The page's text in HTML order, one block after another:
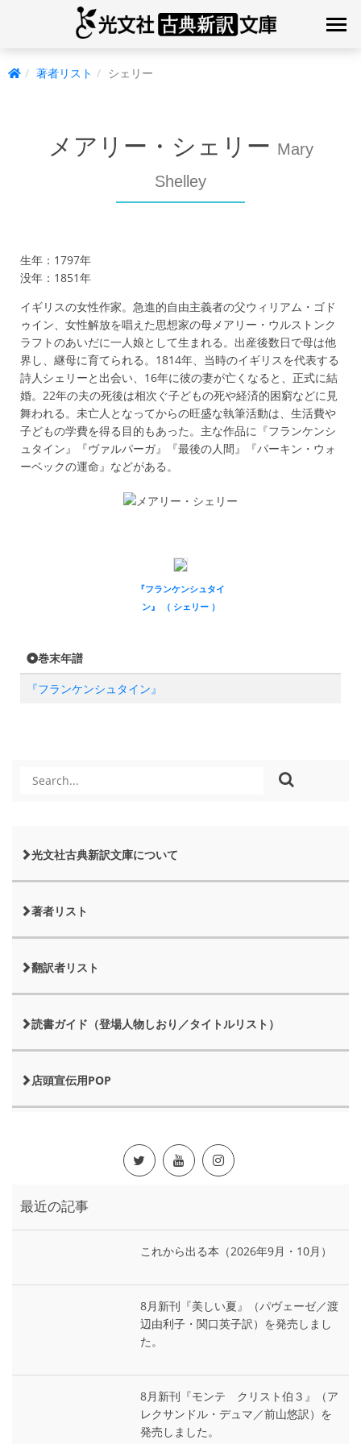
著者リスト シェリー
メアリー・シェリー Mary
Shelley
生年：1797年
没年：1851年
イギリスの女性作家。急進的自由主義者の父ウィリアム・ゴド
ゥイン、女性解放を唱えた思想家の母メアリー・ウルストンク
ラフトのあいだに一人娘として生まれる。出産後数日で母は他
界し、継母に育てられる。1814年、当時のイギリスを代表する
詩人シェリーと出会い、16年に彼の妻が亡くなると、正式に結
婚。22年の夫の死後は相次ぐ子どもの死や経済的困窮などに見
舞われる。未亡人となってからの旺盛な執筆活動は、生活費や
子どもの学費を得る目的もあった。主な作品に『フランケンシ
ュタイン』『ヴァルパーガ』『最後の人間』『パーキン・ウォ
ーベックの運命』などがある。
『フランケンシュタイ
ン』 （ シェリー ）
巻末年譜
『フランケンシュタイン』
光文社古典新訳文庫について
著者リスト
翻訳者リスト
読書ガイド（登場人物しおり／タイトルリスト）
店頭宣伝用POP
最近の記事
これから出る本（2026年9月・10月）
8月新刊『美しい夏』（パヴェーゼ／渡
辺由利子・関口英子訳）を発売しまし
た。
8月新刊『モンテ゠クリスト伯３』（ア
レクサンドル・デュマ／前山悠訳）を
発売しました。